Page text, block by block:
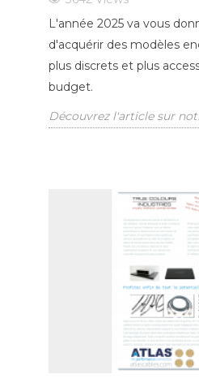
L'année 2025 va vous
d'acquérir des modèles
plus discrets et plus
budget.
Découvrez l'article sur